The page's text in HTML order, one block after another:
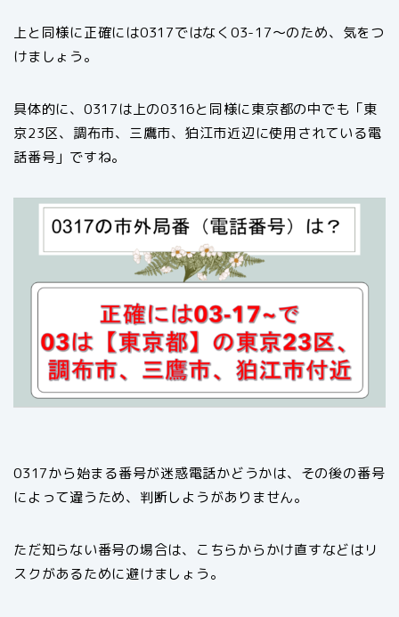
上と同様に正確には0317ではなく03-17〜のため、気をつ
けましょう。
具体的に、0317は上の0316と同様に東京都の中でも「東
京23区、調布市、三鷹市、狛江市近辺に使用されている電
話番号」ですね。
0317から始まる番号が迷惑電話かどうかは、その後の番号
によって違うため、判断しようがありません。
ただ知らない番号の場合は、こちらからかけ直すなどはリ
スクがあるために避けましょう。